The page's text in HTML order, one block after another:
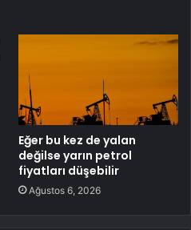
Eğer bu kez de yalan
değilse yarın petrol
fiyatları düşebilir
Ağustos 6, 2026